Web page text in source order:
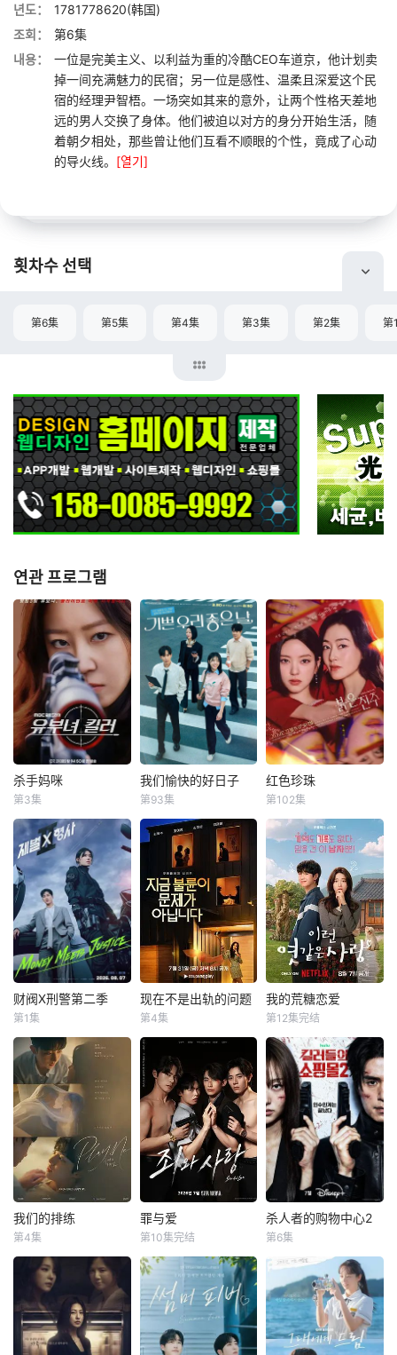
년도：
1781778620(韩国)
조회：
第6集
내용：
一位是完美主义、以利益为重的冷酷CEO车道京，他计划卖
掉一间充满魅力的民宿；另一位是感性、温柔且深爱这个民
宿的经理尹智梧。一场突如其来的意外，让两个性格天差地
远的男人交换了身体。他们被迫以对方的身分开始生活，随
着朝夕相处，那些曾让他们互看不顺眼的个性，竟成了心动
的导火线。 [열기]
횟차수 선택
第6集 第5集 第4集 第3集 第2集 第
연관 프로그램
杀手妈咪
李相二
改编自同名漫画。
35岁的俞宝娜
过着相夫教子的普
通生活。表面上她
看起来温顺和善，
还很怕婆婆，真实
身份却是4年前突
然隐退的杀手“翠
鸟”。产假结束后，
她又开始执行各种
是那些危害社会的
败类。但同时，也
引起了警方的注
意…一面是家长里
短，一面是杀伐果
断，俞宝娜的双面
生活就此展开！
杀手妈咪
第3集
我们愉快的好日子
申正允
一場緊張刺激、生
死攸關的較量，在
世界上最完美的男
人和笨拙的女人之
間展開！這是一部
由不同世代的人共
同寫的浪漫家庭
劇，每個人都渴望
成為自己人生的主
角。
我们愉快的好日子
第93集
红色珍珠
李元宗
【SPOTV新闻 =
记者 姜孝珍】演员
朴真熙即将全面回
归荧屏。据SPOTV
新闻7日报道，朴
真熙将主演KBS新
日播剧《红珍
珠》。自1996年电
视剧《开始》以
来，朴真熙出演过
《我会让你更幸
福》、《孙子兵
法》、《我喜欢
你》、《KAIS
T》、《丝花萝
卜》、《顺爱回来
吧》、《金钱战
争》、《想结婚的
女人》、《巨
人》、《关许
钧》、《归来》以
及《李太宗芳元》
等。自2022年在电
视剧《太宗李芳
远》中饰演元庆国
的闵妃一角以来，
朴真熙一直活跃于
红色珍珠
第102集
财阀X刑警第二季
姜相准
财阀富三代警察陈
利手（安普贤 饰）
华丽回归，完美蜕
变为成熟专业的刑
警，继续以财力同
实力展开查案历险
记。新上司朱惠拉
（郑恩彩 饰）空
降，两个性格不合
的拍挡将联手破
财阀X刑警第二季
第1集
现在不是出轨的问题
以“贩卖幸福家
庭形象”赚钱的网红
夫妇，与他们正陷
入泥淖般离婚诉讼
的医师邻居。
两对夫妻卷入连外
遇都算小事的惊人
秘密后，展开了一
连串失控的连锁冲
突。
现在不是出轨的问题
第4集
我的荒糖恋爱
野心勃勃的女检察
官高恩世（贺营
饰）意外失忆，住
进拳击教练张泰河
（丁海寅 饰）家
中，对方还自称是
她的男友。这段剪
不断理还乱的棘手
关系，能发展成一
段真爱吗？
我的荒糖恋爱
第12集完结
我们的排练
暂无简介
我们的排练
第4集
罪与爱
金贤叙
警察、毒枭、卧底
特工和间谍——权
力体系的各个层面
都在崩溃瓦解。在
罪与爱
第10集完结
杀人者的购物中心2
赵汉善
购物中心即将重
新开张！ 郑进
湾（李栋旭 饰）和
郑智安（金慧峻
杀人者的购物中心2
第6集